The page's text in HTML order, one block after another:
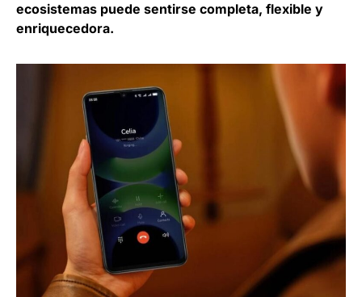
ecosistemas puede sentirse completa, flexible y
enriquecedora.